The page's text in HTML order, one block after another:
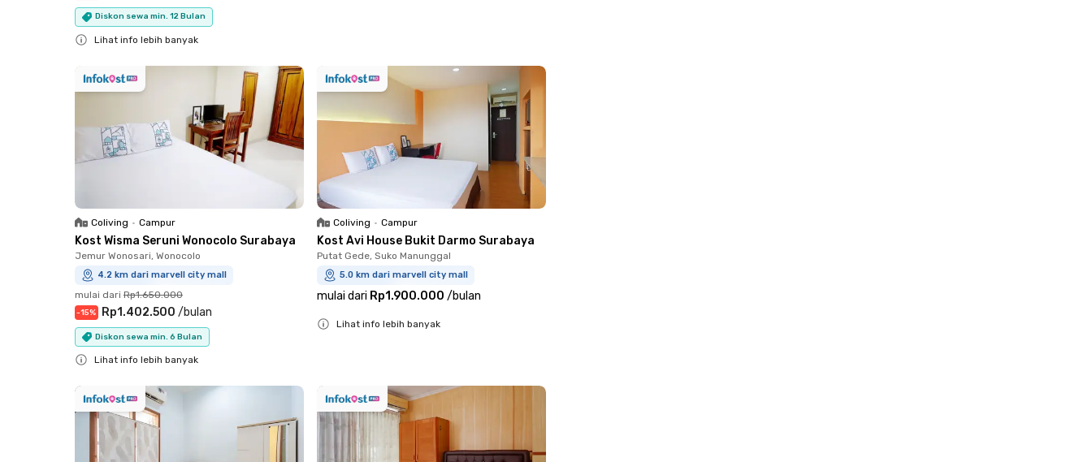
Diskon sewa min. 12 Bulan
Lihat info lebih banyak
Coliving • Campur
Kost Wisma Seruni Wonocolo Surabaya
Jemur Wonosari, Wonocolo
4.2 km dari marvell city mall
mulai dari Rp1.650.000
-15% Rp1.402.500 /bulan
Diskon sewa min. 6 Bulan
Lihat info lebih banyak
Coliving • Campur
Kost Avi House Bukit Darmo Surabaya
Putat Gede, Suko Manunggal
5.0 km dari marvell city mall
mulai dari Rp1.900.000 /bulan
Lihat info lebih banyak